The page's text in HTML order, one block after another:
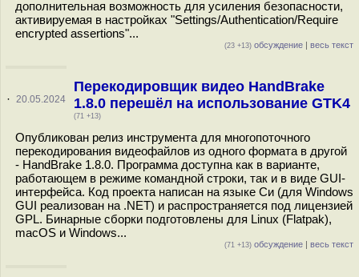
дополнительная возможность для усиления безопасности,
активируемая в настройках "Settings/Authentication/Require
encrypted assertions"...
(23 +13) обсуждение | весь текст
· 20.05.2024
Перекодировщик видео HandBrake
1.8.0 перешёл на использование GTK4
(71 +13)
Опубликован релиз инструмента для многопоточного
перекодирования видеофайлов из одного формата в другой
- HandBrake 1.8.0. Программа доступна как в варианте,
работающем в режиме командной строки, так и в виде GUI-
интерфейса. Код проекта написан на языке Си (для Windows
GUI реализован на .NET) и распространяется под лицензией
GPL. Бинарные сборки подготовлены для Linux (Flatpak),
macOS и Windows...
(71 +13) обсуждение | весь текст